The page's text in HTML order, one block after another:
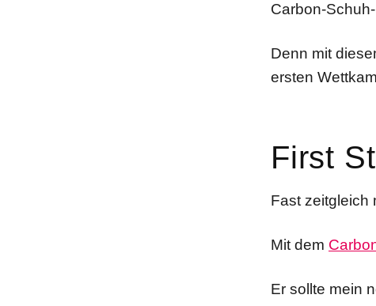
Carbon-
Denn mit
ersten
First
Fast zeitgleich
Mit dem
Er sollte mein